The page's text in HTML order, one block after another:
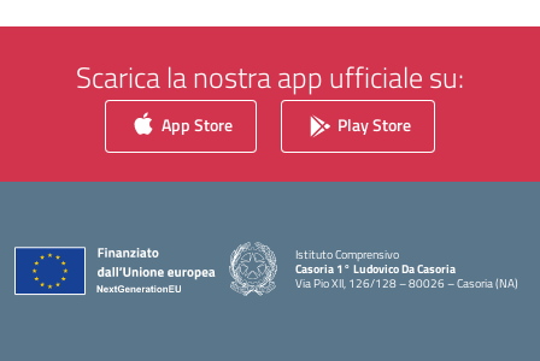
Scarica la nostra app ufficiale su:
App Store Play Store
Istituto Comprensivo
Casoria 1° Ludovico Da Casoria
Via Pio XII, 126/128 – 80026 – Casoria (NA)